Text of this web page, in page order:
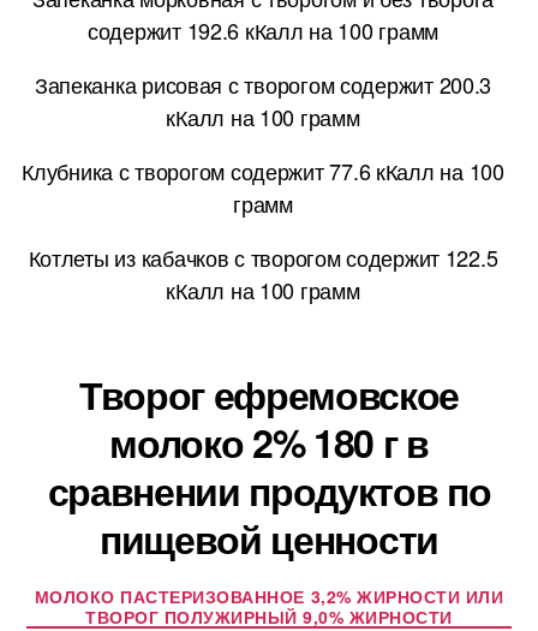
содержит 192.6 кКалл на 100 грамм
Запеканка рисовая с творогом содержит 200.3
кКалл на 100 грамм
Клубника с творогом содержит 77.6 кКалл на 100
грамм
Котлеты из кабачков с творогом содержит 122.5
кКалл на 100 грамм
Творог ефремовское
молоко 2% 180 г в
сравнении продуктов по
пищевой ценности
МОЛОКО ПАСТЕРИЗОВАННОЕ 3,2% ЖИРНОСТИ ИЛИ
ТВОРОГ ПОЛУЖИРНЫЙ 9,0% ЖИРНОСТИ